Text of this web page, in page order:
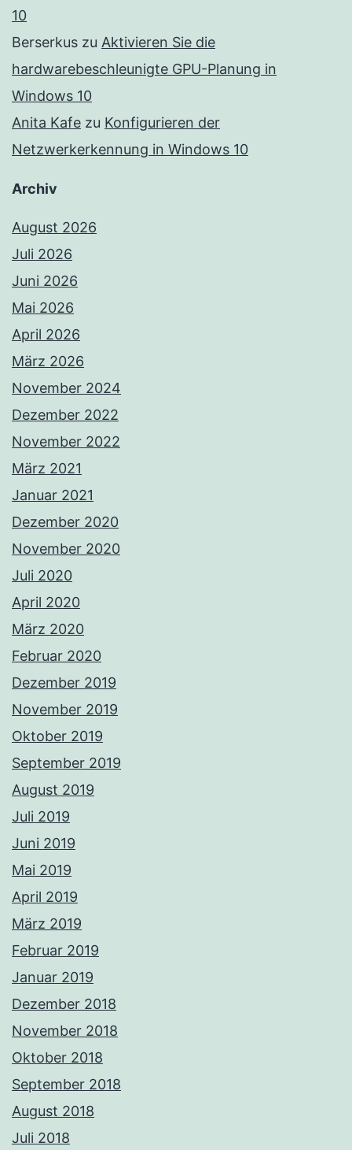
10
Berserkus zu Aktivieren Sie die
hardwarebeschleunigte GPU-Planung in
Windows 10
Anita Kafe zu Konfigurieren der
Netzwerkerkennung in Windows 10
Archiv
August 2026
Juli 2026
Juni 2026
Mai 2026
April 2026
März 2026
November 2024
Dezember 2022
November 2022
März 2021
Januar 2021
Dezember 2020
November 2020
Juli 2020
April 2020
März 2020
Februar 2020
Dezember 2019
November 2019
Oktober 2019
September 2019
August 2019
Juli 2019
Juni 2019
Mai 2019
April 2019
März 2019
Februar 2019
Januar 2019
Dezember 2018
November 2018
Oktober 2018
September 2018
August 2018
Juli 2018